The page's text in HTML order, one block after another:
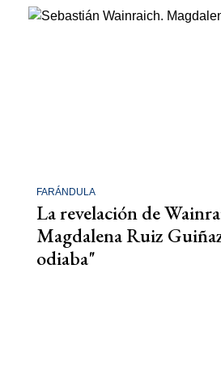
FARÁNDULA
La revelación de
Magdalena Ruiz
odiaba"